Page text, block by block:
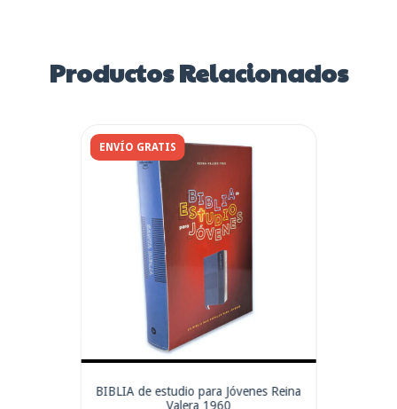
Productos Relacionados
ENVÍO GRATIS
BIBLIA de estudio para Jóvenes Reina
Valera 1960